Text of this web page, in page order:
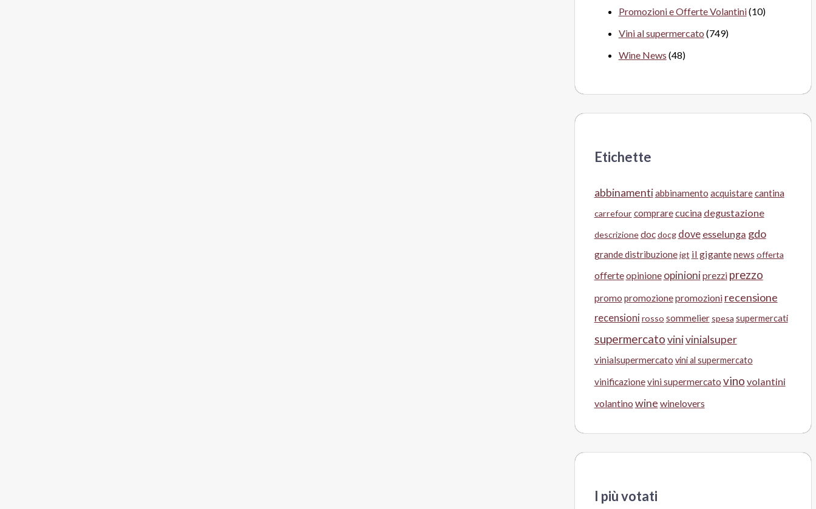
Promozioni e Offerte Volantini(10)
Vini al supermercato (749)
Wine News (48)
Etichette
abbinamentiabbinamento acquistarecantina
carrefour comprarecucina degustazione
descrizionedocdocg dove esselunga gdo
grande distribuzioneigt il gigantenews offerta
offerteopinione opinioniprezzi prezzo
promo promozionepromozioni recensione
recensioni rosso sommelier spesa supermercati
supermercatovinivinialsuper
vinialsupermercato vini al supermercato
vinificazionevini supermercato vino volantini
volantino wine winelovers
I più votati